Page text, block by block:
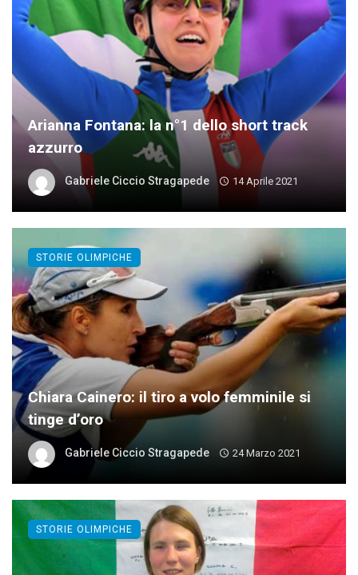
Arianna Fontana: la n°1 dello short track
azzurro
Gabriele Ciccio Stragapede 14 Aprile 2021
Chiara Cainero: il tiro a volo femminile si
tinge d’oro
Gabriele Ciccio Stragapede 24 Marzo 2021
STORIE OLIMPICHE
STORIE OLIMPICHE